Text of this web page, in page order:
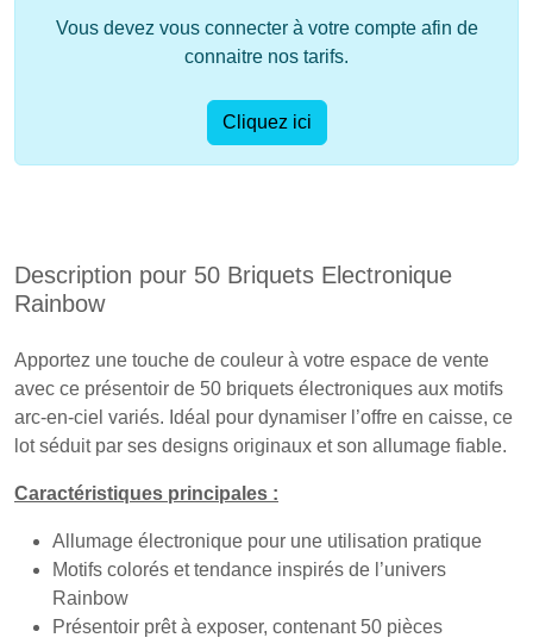
Vous devez vous connecter à votre compte afin de
connaitre nos tarifs.
Cliquez ici
Description pour 50 Briquets Electronique
Rainbow
Apportez une touche de couleur à votre espace de vente
avec ce présentoir de 50 briquets électroniques aux motifs
arc-en-ciel variés. Idéal pour dynamiser l’offre en caisse, ce
lot séduit par ses designs originaux et son allumage fiable.
Caractéristiques principales :
Allumage électronique pour une utilisation pratique
Motifs colorés et tendance inspirés de l’univers
Rainbow
Présentoir prêt à exposer, contenant 50 pièces